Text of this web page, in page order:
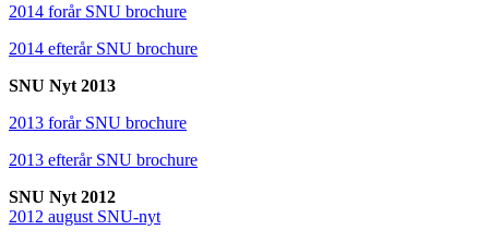
2014 forår SNU brochure
2014 efterår SNU brochure
SNU Nyt 2013
2013 forår SNU brochure
2013 efterår SNU brochure
SNU Nyt 2012
2012 august SNU-nyt